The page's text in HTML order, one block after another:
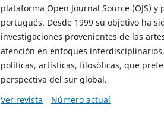
plataforma Open Journal Source (OJS)
portugués. Desde 1999 su objetivo ha
investigaciones provenientes de las
atención en enfoques
políticas, artísticas, filosóficas, que
perspectiva del sur global.
Ver revista
Número actual